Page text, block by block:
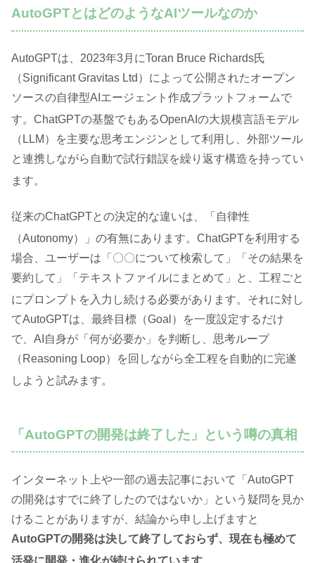
AutoGPTとはどのようなAIツールなのか
AutoGPTは、2023年3月にToran Bruce Richards氏
（Significant Gravitas Ltd）によって公開されたオープン
ソースの自律型AIエージェント作成プラットフォームで
す。ChatGPTの基盤でもあるOpenAIの大規模言語モデル
（LLM）を主要な思考エンジンとして利用し、外部ツール
と連携しながら自動で試行錯誤を繰り返す構造を持ってい
ます。
従来のChatGPTとの決定的な違いは、「自律性
（Autonomy）」の有無にあります。ChatGPTを利用する
場合、ユーザーは「〇〇について検索して」「その結果を
要約して」「テキストファイルにまとめて」と、工程ごと
にプロンプトを入力し続ける必要があります。それに対し
てAutoGPTは、最終目標（Goal）を一度設定するだけ
で、AI自身が「何が必要か」を判断し、思考ループ
（Reasoning Loop）を回しながら全工程を自動的に完遂
しようと試みます。
「AutoGPTの開発は終了した」という噂の真相
インターネット上や一部の過去記事において「AutoGPT
の開発はすでに終了したのではないか」という疑問を見か
けることがありますが、結論から申し上げますと
AutoGPTの開発は決して終了しておらず、現在も極めて
活発に開発・進化が続けられています